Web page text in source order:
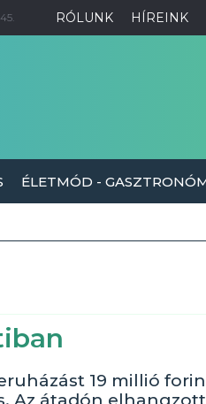
RÓLUNK HÍREINK
ÉLETMÓD -
19 millió